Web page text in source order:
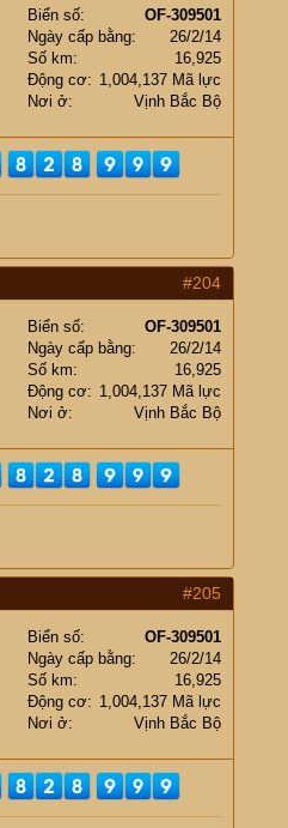
Biển số
OF-309501
Ngày cấp bằng
26/2/14
Số km
16,925
Động cơ
1,004,137 Mã lực
Nơi ở
Vịnh Bắc Bộ
#204
Biển số
OF-309501
Ngày cấp bằng
26/2/14
Số km
16,925
Động cơ
1,004,137 Mã lực
Nơi ở
Vịnh Bắc Bộ
#205
Biển số
OF-309501
Ngày cấp bằng
26/2/14
Số km
16,925
Động cơ
1,004,137 Mã lực
Nơi ở
Vịnh Bắc Bộ